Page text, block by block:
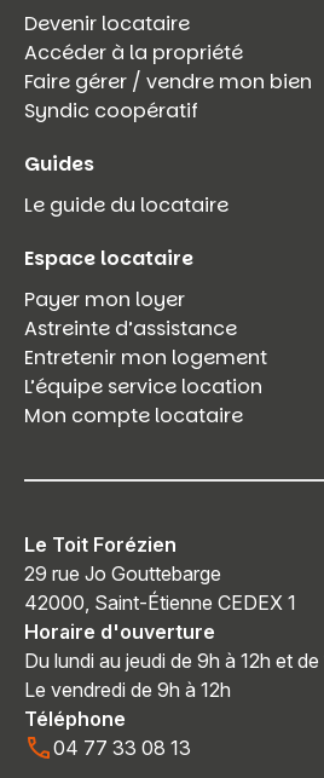
Devenir locataire
Accéder à la propriété
Faire gérer / vendre mon bien
Syndic coopératif
Guides
Le guide du locataire
Espace locataire
Payer mon loyer
Astreinte d’assistance
Entretenir mon logement
L’équipe service location
Mon compte locataire
Le Toit Forézien
29 rue Jo Gouttebarge
42000, Saint-Étienne CEDEX 1
Horaire d'ouverture
Du lundi au jeudi de 9h à 12h et
Le vendredi de 9h à 12h
Téléphone
04 77 33 08 13